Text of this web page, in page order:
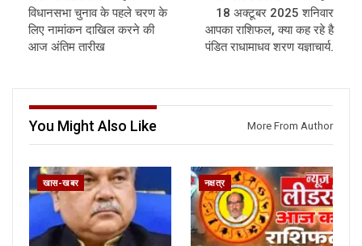
विधानसभा चुनाव के पहले चरण के
लिए नामांकन दाखिल करने की
आज अंतिम तारीख
18 अक्टूबर 2025 शनिवार
आपका राशिफल, क्या कह रहे है
पंडित राधामाधव शरण यज्ञाचार्य.
You Might Also Like More From Author
खास-खबर नक्षत्र